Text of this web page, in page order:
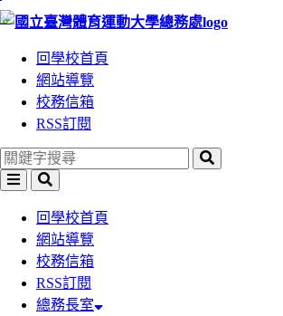
跳
區
塊
跳
區
塊
:::
回學校首頁
網站導覽
校務信箱
RSS訂閱
回學校首頁
網站導覽
校務信箱
RSS訂閱
總務長室